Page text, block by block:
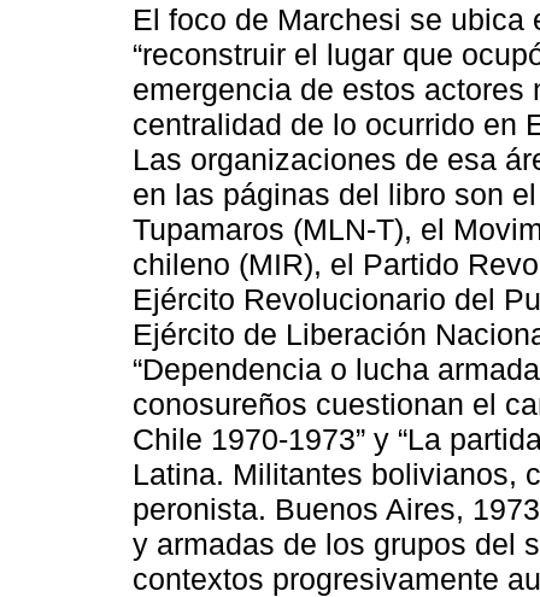
El foco de Marchesi se ubica
“reconstruir el lugar que
emergencia de estos
centralidad de lo ocurrido en
Las organizaciones de esa
en las páginas del libro son
Tupamaros (MLN-T), el
chileno (MIR), el Partido
Ejército Revolucionario del
Ejército de Liberación
“Dependencia o lucha
conosureños cuestionan el
Chile 1970-1973” y “La
Latina. Militantes bolivianos,
peronista. Buenos Aires,
y armadas de los grupos del
contextos progresivamente